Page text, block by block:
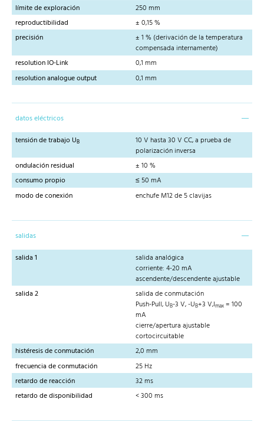
límite de exploración
250 mm
reproductibilidad
± 0,15 %
precisión
± 1 % (derivación de la temperatura
compensada internamente)
resolution IO-Link
0,1 mm
resolution analogue output
0,1 mm
datos eléctricos
tensión de trabajo UB
10 V hasta 30 V CC, a prueba de
polarización inversa
ondulación residual
± 10 %
consumo propio
≤ 50 mA
modo de conexión
enchufe M12 de 5 clavijas
salidas
salida 1
salida analógica
corriente: 4-20 mA
ascendente/descendente ajustable
salida 2
salida de conmutación
Push-Pull, UB-3 V, -UB+3 V,Imax = 100
mA
cierre/apertura ajustable
cortocircuitable
histéresis de conmutación
2,0 mm
frecuencia de conmutación
25 Hz
retardo de reacción
32 ms
retardo de disponibilidad
< 300 ms